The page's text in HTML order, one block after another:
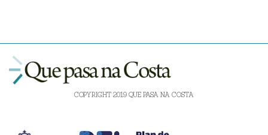
COPYRIGHT 2019 QUE PASA NA COSTA